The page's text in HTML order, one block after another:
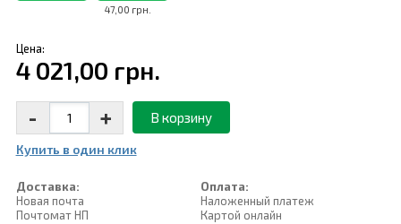
47,00 грн.
Цена:
4 021,00 грн.
- + В корзину
Купить в один клик
Доставка:
Новая почта
Почтомат НП
Оплата:
Наложенный платеж
Картой онлайн